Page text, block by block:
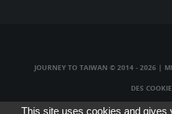
JOURNEY TO TAIWAN © 2014 - 2026 |
DES
TAIWAN TV LIVE|TAIWAN RADIO
This site uses cookies and gives